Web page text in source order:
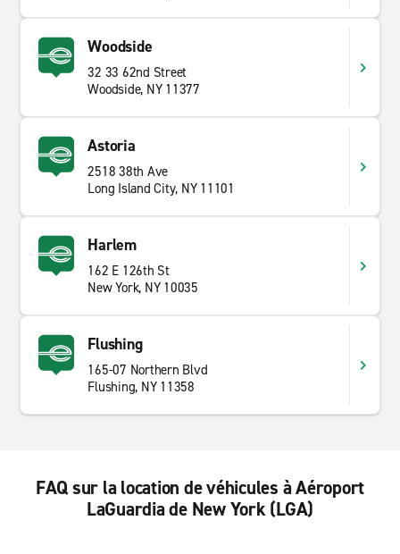
Woodside
32 33 62nd Street
Woodside, NY 11377
Astoria
2518 38th Ave
Long Island City, NY 11101
Harlem
162 E 126th St
New York, NY 10035
Flushing
165-07 Northern Blvd
Flushing, NY 11358
FAQ sur la location de véhicules à Aéroport
LaGuardia de New York (LGA)